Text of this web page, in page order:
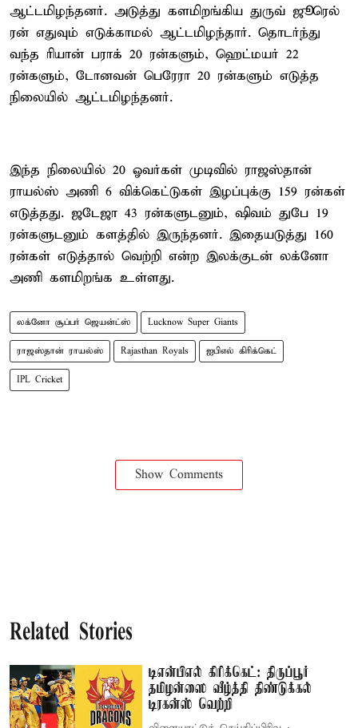
ஆட்டமிழந்தனர். அடுத்து களமிறங்கிய துருவ் ஜூரெல்
ரன் எதுவும் எடுக்காமல் ஆட்டமிழந்தார். தொடர்ந்து
வந்த ரியான் பராக் 20 ரன்களும், ஹெட்மயர் 22
ரன்களும், டோனவன் பெரேரா 20 ரன்களும் எடுத்த
நிலையில் ஆட்டமிழந்தனர்.
இந்த நிலையில் 20 ஓவர்கள் முடிவில் ராஜஸ்தான்
ராயல்ஸ் அணி 6 விக்கெட்டுகள் இழப்புக்கு 159 ரன்கள்
எடுத்தது. ஜடேஜா 43 ரன்களுடனும், ஷிவம் துபே 19
ரன்களுடனும் களத்தில் இருந்தனர். இதையடுத்து 160
ரன்கள் எடுத்தால் வெற்றி என்ற இலக்குடன் லக்னோ
அணி களமிறங்க உள்ளது.
லக்னோ சூப்பர் ஜெயன்ட்ஸ் Lucknow Super Giants
ராஜஸ்தான் ராயல்ஸ் Rajasthan Royals ஐபிஎல் கிரிக்கெட்
IPL Cricket
Show Comments
Related Stories
டிஎன்பிஎல் கிரிக்கெட்: திருப்பூர்
தமிழன்ஸை வீழ்த்தி திண்டுக்கல்
டிரகன்ஸ் வெற்றி